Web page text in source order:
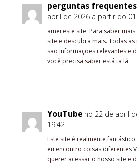
perguntas
abril de 2026 a partir do
amei este site. Para saber
site e descubra mais. Todas
são informações relevantes e
você precisa saber está ta lá.
YouTube no 22 de abril
19:42
Este site é realmente
eu encontro coisas diferentes
querer acessar o nosso site e